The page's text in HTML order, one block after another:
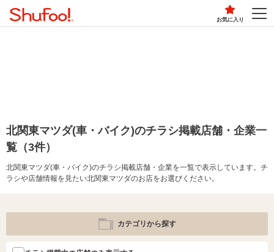
お気に入り
北関東マツダ(車・バイク)のチラシ掲載店舗・企業一
覧（3件）
北関東マツダ(車・バイク)のチラシ掲載店舗・企業を一覧で表示しています。チ
ラシや店舗情報を見たい北関東マツダのお店をお選びください。
カテゴリから探す